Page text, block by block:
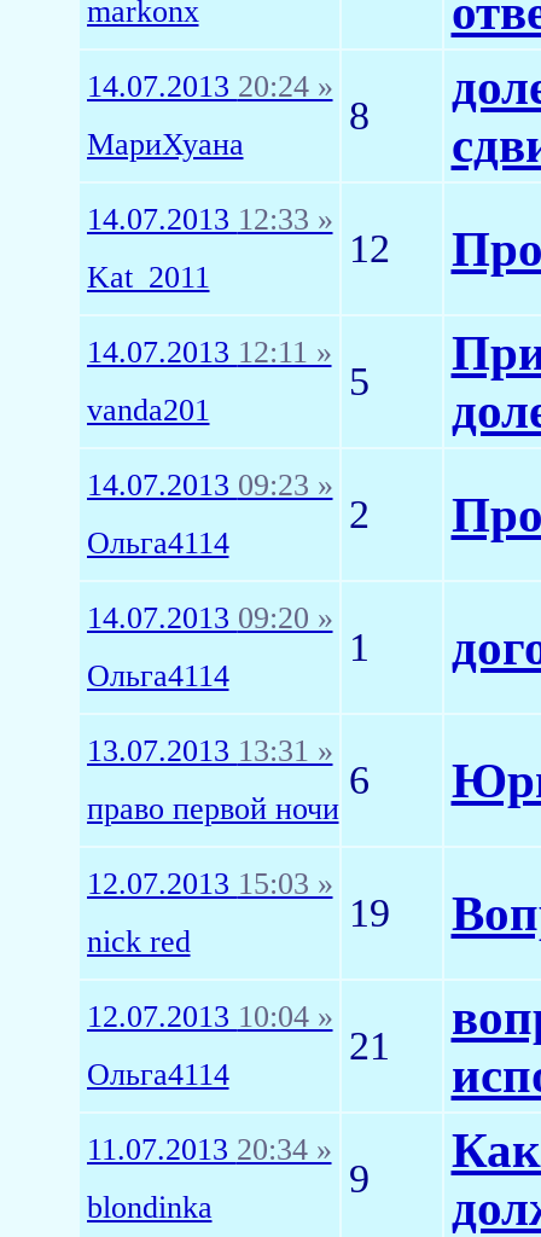
markonx
14.07.2013 20:24 »
МариХуана
8
14.07.2013 12:33 »
Kat_2011
12
14.07.2013 12:11 »
vanda201
5
14.07.2013 09:23 »
Ольга4114
2
14.07.2013 09:20 »
Ольга4114
1
13.07.2013 13:31 »
право первой ночи
6
12.07.2013 15:03 »
nick red
19
12.07.2013 10:04 »
Ольга4114
21
11.07.2013 20:34 »
blondinka
9
Как